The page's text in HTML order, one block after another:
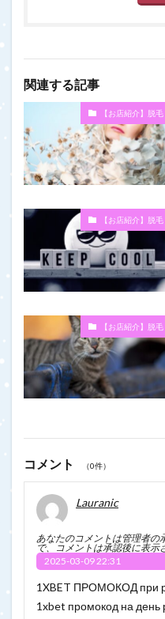
関連する記事
【お店紹介】脱毛
【お店紹介】脱毛
【お店紹介】脱毛
コメント （0件）
Lauranic
あなたのコメントは管理者の
で、コメントは承認後に表示
2025-03-09 22:31
1XBET ПРОМОКОД при
1xbet промокод на день